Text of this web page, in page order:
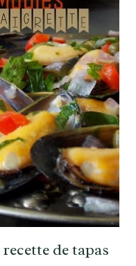
de tapas